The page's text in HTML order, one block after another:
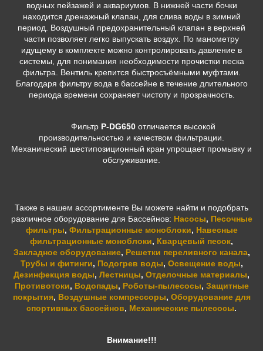
водных пейзажей и аквариумов. В нижней части бочки
находится дренажный клапан, для слива воды в зимний
период. Воздушный предохранительный клапан в верхней
части позволяет легко выпускать воздух. По манометру
идущему в комплекте можно контролировать давление в
системы, для понимания необходимости прочистки песка
фильтра. Вентиль крепится быстросъёмными муфтами.
Благодаря фильтру вода в бассейне в течение длительного
периода времени сохраняет чистоту и прозрачность.
Фильтр P-DG650 отличается высокой
производительностью и качеством фильтрации.
Механический шестипозиционный кран упрощает промывку и
обслуживание.
Также в нашем ассортименте Вы можете найти и подобрать
различное оборудование для Бассейнов: Насосы, Песочные
фильтры, Фильтрационные моноблоки, Навесные
фильтрационные моноблоки, Кварцевый песок,
Закладное оборудование, Решетки переливного канала,
Трубы и фитинги, Подогрев воды, Освещение воды,
Дезинфекция воды, Лестницы, Отделочные материалы,
Противотоки, Водопады, Роботы-пылесосы, Защитные
покрытия, Воздушные компрессоры, Оборудование для
спортивных бассейнов, Механические пылесосы.
Внимание!!!